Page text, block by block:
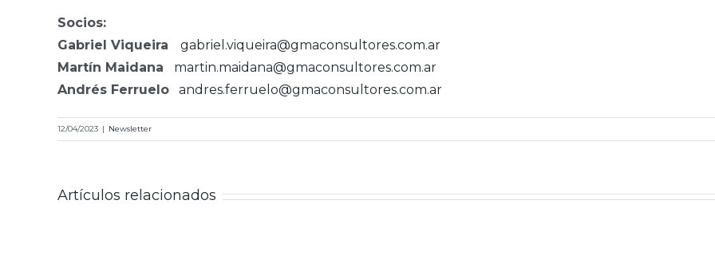
Socios:
Gabriel Viqueira gabriel.viqueira@gmaconsultores.com.ar
Martín Maidana
martin.maidana@gmaconsultores.com.ar
Andrés Ferruelo
andres.ferruelo@gmaconsultores.com.ar
12/04/2023 | Newsletter
Artículos relacionados